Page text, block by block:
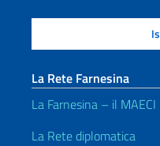
La Rete Farnesina
La Farnesina – il MAECI
La Rete diplomatica